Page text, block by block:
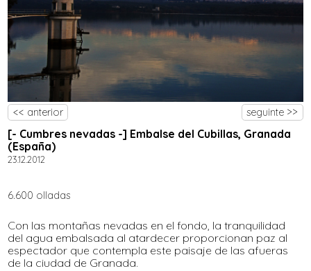
<< anterior seguinte >>
[- Cumbres nevadas -] Embalse del Cubillas, Granada
(España)
23.12.2012
6.600 olladas
Con las montañas nevadas en el fondo, la tranquilidad
del agua embalsada al atardecer proporcionan paz al
espectador que contempla este paisaje de las afueras
de la ciudad de Granada.